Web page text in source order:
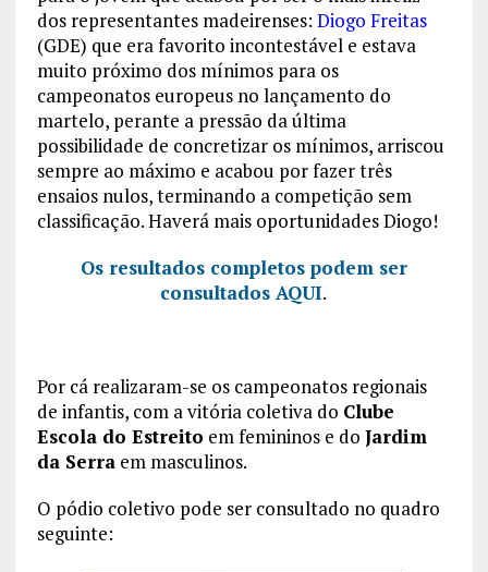
dos representantes madeirenses: Diogo Freitas
(GDE) que era favorito incontestável e estava
muito próximo dos mínimos para os
campeonatos europeus no lançamento do
martelo, perante a pressão da última
possibilidade de concretizar os mínimos, arriscou
sempre ao máximo e acabou por fazer três
ensaios nulos, terminando a competição sem
classificação. Haverá mais oportunidades Diogo!
Os resultados completos podem ser
consultados AQUI.
Por cá realizaram-se os campeonatos regionais
de infantis, com a vitória coletiva do Clube
Escola do Estreito em femininos e do Jardim
da Serraem masculinos.
O pódio coletivo pode ser consultado no quadro
seguinte: